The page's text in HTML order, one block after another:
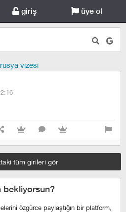
giriş üye ol
tüm girileri gör
bekliyorsun?
özgürce paylaştığın bir platform,